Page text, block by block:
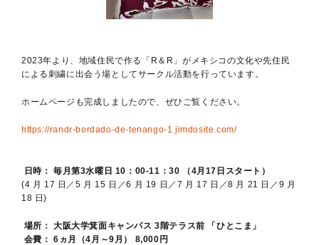
2023年より、地域住民で作る「R＆R」がメキシコの文化や先住民
による刺繍に出会う場としてサークル活動を行っています。
ホームページも完成しましたので、ぜひご覧ください。
https://randr-bordado-de-tenango-1.jimdosite.com/
日時： 毎月第3水曜日 10：00-11：30 （4月17日スタート）
(4 月 17 日／5 月 15 日／6 月 19 日／7 月 17 日／8 月 21 日／9 月
18 日)
場所： 大阪大学箕面キャンパス 3階テラス前 「ひとこま」
会費： 6ヵ月（4月～9月） 8,000円